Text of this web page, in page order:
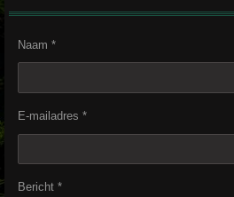
Naam *
E-mailadres *
Bericht *